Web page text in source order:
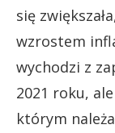
się
wzrostem
wychodzi z
2021 roku,
którym